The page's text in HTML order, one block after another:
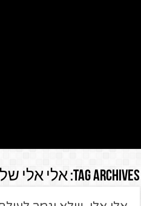
Tag Archives: אלי אלי